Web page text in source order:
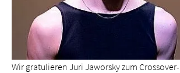
Wir gratulieren Juri Jaworsky zum